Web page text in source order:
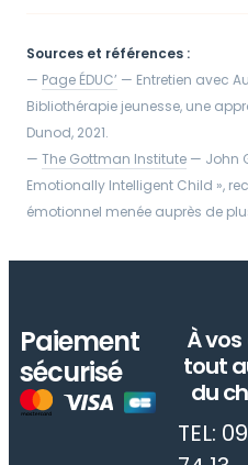
Sources et références :
— Page ÉDUC’ — Entretien avec
Bibliothérapie jeunesse, une
Dunod, 2021.
— The Gottman Institute — John
Emotionally Intelligent Child »,
émotionnel menée auprès de
Paiement
sécurisé
À
tout
du
TEL: